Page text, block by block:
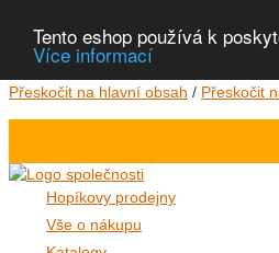
Tento eshop používá k
Více informací
Přeskočit na hlavní obsah / Přeskočit
Hopíkovy prodejny
Vše o nákupu